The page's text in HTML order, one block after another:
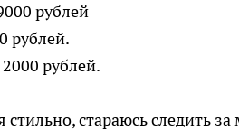
рублей
рублей.
рублей.
стильно, стараюсь следить